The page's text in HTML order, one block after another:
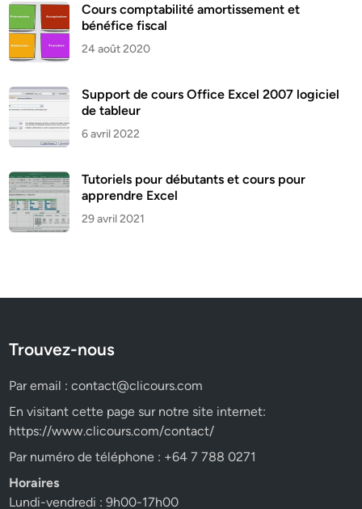
Cours comptabilité amortissement et
bénéfice fiscal
24 août 2020
Support de cours Office Excel 2007 logiciel
de tableur
6 avril 2022
Tutoriels pour débutants et cours pour
apprendre Excel
29 avril 2021
Trouvez-nous
Par email :contact@clicours.com
En visitant cette page sur notre site internet:
https://www.clicours.com/contact/
Par numéro de téléphone : +64 7 788 0271
Horaires
Lundi-vendredi : 9h00-17h00